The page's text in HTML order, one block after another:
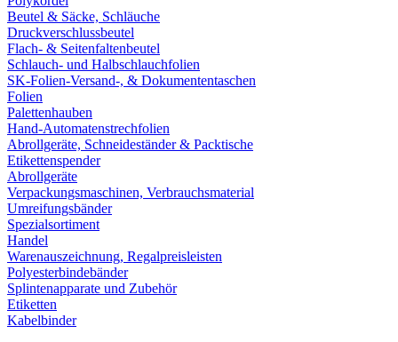
Beutel & Säcke, Schläuche
Druckverschlussbeutel
Flach- & Seitenfaltenbeutel
Schlauch- und Halbschlauchfolien
SK-Folien-Versand-, & Dokumententaschen
Folien
Palettenhauben
Hand-Automatenstrechfolien
Abrollgeräte, Schneideständer & Packtische
Etikettenspender
Abrollgeräte
Verpackungsmaschinen, Verbrauchsmaterial
Umreifungsbänder
Spezialsortiment
Handel
Warenauszeichnung, Regalpreisleisten
Polyesterbindebänder
Splintenapparate und Zubehör
Etiketten
Kabelbinder